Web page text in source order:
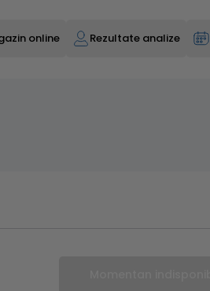
online Rezultate analize